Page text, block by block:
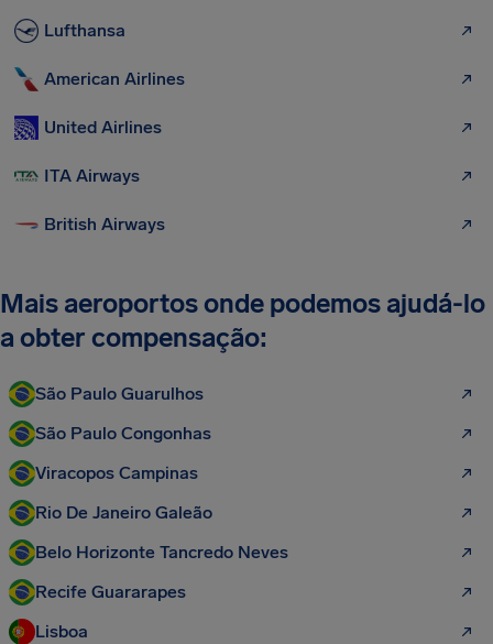
Lufthansa
American Airlines
United Airlines
ITA Airways
British Airways
Mais aeroportos onde podemos ajudá-lo
a obter compensação:
São Paulo Guarulhos
São Paulo Congonhas
Viracopos Campinas
Rio De Janeiro Galeão
Belo Horizonte Tancredo Neves
Recife Guararapes
Lisboa